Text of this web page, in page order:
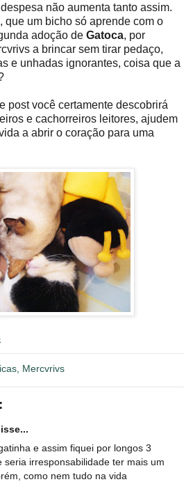
não aumenta tanto assim.
que um bicho só aprende com o
adoção de Gatoca, por
a brincar sem tirar pedaço,
e unhadas ignorantes, coisa que a
post você certamente descobrirá
e cachorreiros leitores, ajudem
a abrir o coração para uma
Mercvrivs
e assim fiquei por longos 3
seria irresponsabilidade ter mais um
como nem tudo na vida